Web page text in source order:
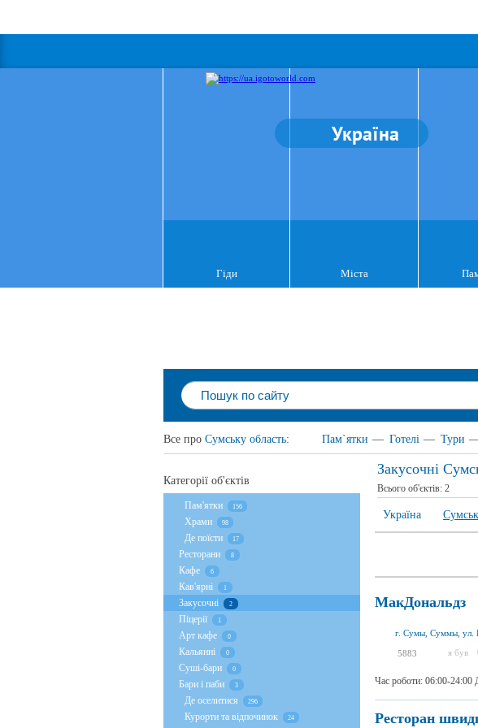
Україна
Гіди Міста
Все про Сумську область: Пам`ятки — Готелі — Тури
Закусочні
Всього об'єктів: 2
Україна
МакДональдз
г. Сумы, Суммы, ул.
5883 я був
Час роботи: 06:00-
Ресторан
Категорії об'єктів
Пам'ятки 156
Храми 98
Де поїсти 17
Ресторани 8
Кафе 6
Кав'ярні 1
Закусочні 2
Піцерії 1
Арт кафе 0
Кальянні 0
Суші-бари 0
Бари і паби 3
Де оселитися 296
Курорти та відпочинок 24